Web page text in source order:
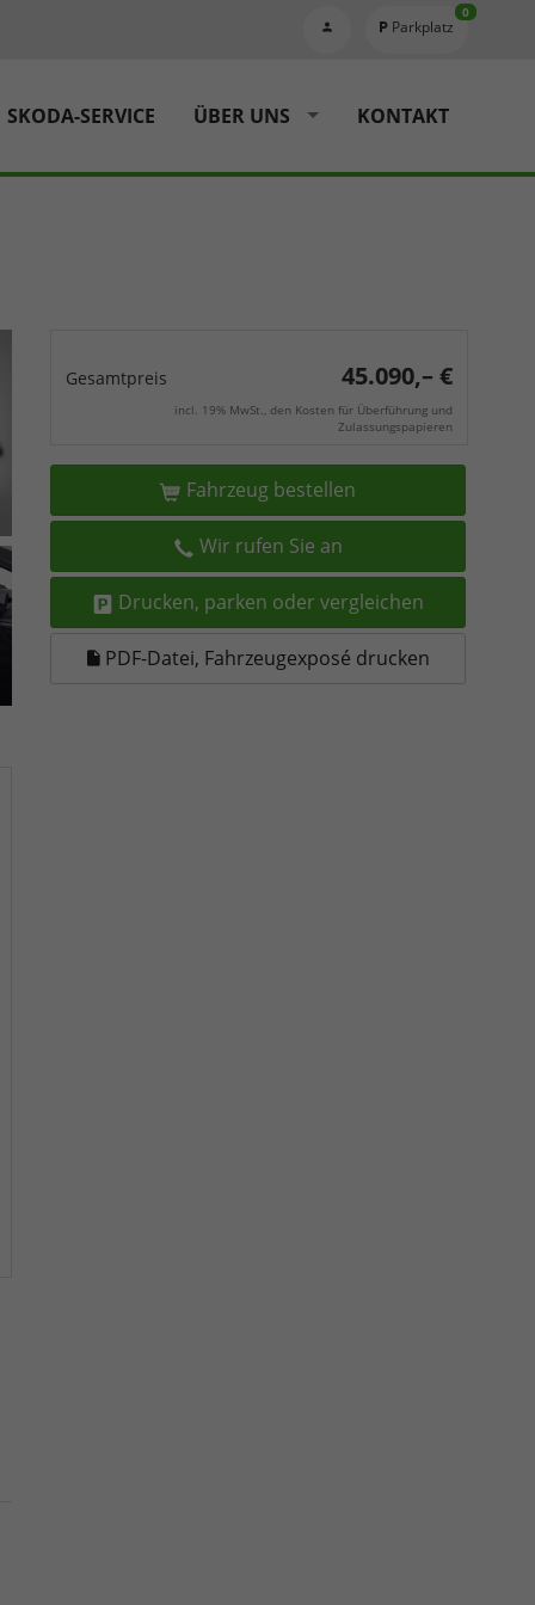
Parkplatz
0
SKODA-SERVICE ÜBER UNS KONTAKT
Gesamtpreis 45.090,– €
incl. 19% MwSt., den Kosten für Überführung und
Zulassungspapieren
Fahrzeug bestellen
Wir rufen Sie an
Drucken, parken oder vergleichen
PDF-Datei, Fahrzeugexposé drucken